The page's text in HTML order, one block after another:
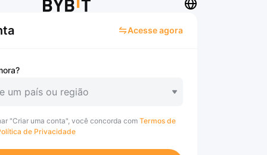
Acesse agora
um país ou região
"Criar uma conta", você concorda comTermos de
de Privacidade